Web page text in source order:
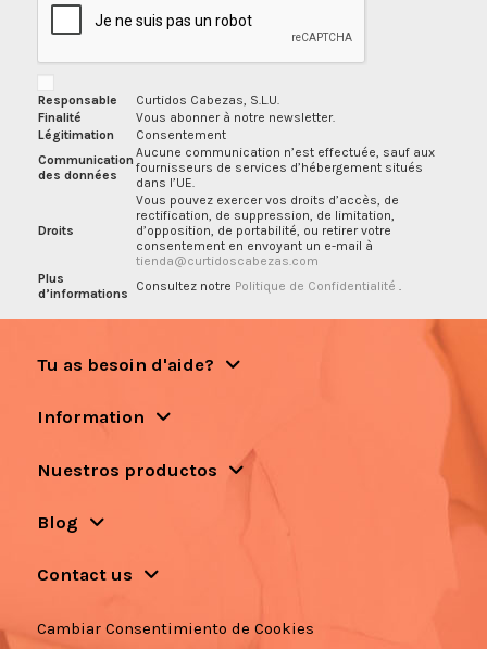
Responsable
Curtidos Cabezas, S.L.U.
Finalité
Vous abonner à notre newsletter.
Légitimation
Consentement
Communication
des données
Aucune communication n’est effectuée, sauf aux
fournisseurs de services d’hébergement situés
dans l’UE.
Droits
Vous pouvez exercer vos droits d’accès, de
rectification, de suppression, de limitation,
d’opposition, de portabilité, ou retirer votre
consentement en envoyant un e-mail à
tienda@curtidoscabezas.com
Plus
d’informations
Consultez notre Politique de Confidentialité
Tu as besoin d'aide?
Information
Nuestros productos
Blog
Contact us
Cambiar Consentimiento de Cookies